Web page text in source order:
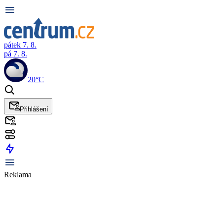
pátek 7. 8.
pá 7. 8.
20°C
Přihlášení
Reklama